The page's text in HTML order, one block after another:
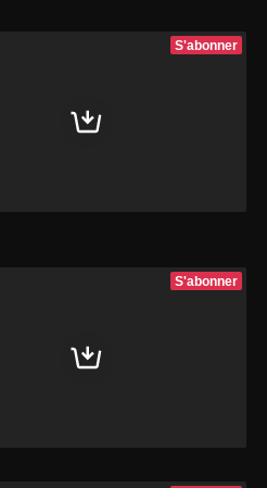
S'abonner
S'abonner